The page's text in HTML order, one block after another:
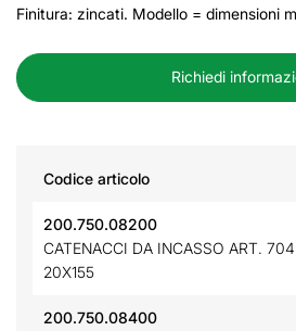
Finitura: zincati. Modello = dimensioni
Richiedi
Codice articolo
200.750.08200
CATENACCI DA INCASSO ART.
20X155
200.750.08400